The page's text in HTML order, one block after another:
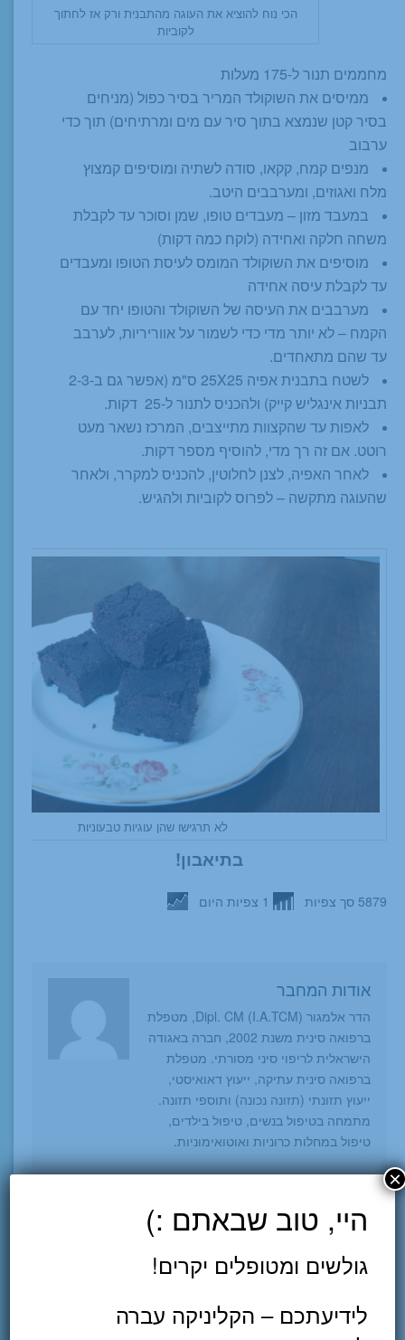
הכי נוח להוציא את העוגה מהתבנית ורק אז לחתוך
לקוביות
מחממים תנור ל-175 מעלות
ממיסים את השוקולד המריר בסיר כפול (מניחים
בסיר קטן שנמצא בתוך סיר עם מים ומרתיחים) תוך כדי
ערבוב
מנפים קמח, קקאו, סודה לשתיה ומוסיפים קמצוץ
מלח ואגוזים, ומערבבים היטב.
במעבד מזון – מעבדים טופו, שמן וסוכר עד לקבלת
משחה חלקה ואחידה (לוקח כמה דקות)
מוסיפים את השוקולד המומס לעיסת הטופו ומעבדים
עד לקבלת עיסה אחידה
מערבבים את העיסה של השוקולד והטופו יחד עם
הקמח – לא יותר מדי כדי לשמור על אווריריות, לערבב
עד שהם מתאחדים.
לשטח בתבנית אפיה 25X25 ס"מ (אפשר גם ב-2-3
תבניות אינגליש קייק) ולהכניס לתנור ל-25 דקות.
לאפות עד שהקצוות מתייצבים, המרכז נשאר מעט
רוטט. אם זה רך מדי, להוסיף מספר דקות.
לאחר האפיה, לצנן לחלוטין, להכניס למקרר, ולאחר
שהעוגה מתקשה – לפרוס לקוביות ולהגיש.
לא תרגישו שהן עוגיות טבעוניות
בתיאבון!
5879 סך צפיות 1 צפיות היום
אודות המחבר
הדר אלמגור Dipl. CM (I.A.TCM), מטפלת
ברפואה סינית משנת 2002, חברה באגודה
הישראלית לריפוי סיני מסורתי. מטפלת
ברפואה סינית עתיקה, ייעוץ דאואיסטי,
ייעוץ תזונתי (תזונה נכונה) ותוספי תזונה.
מתמחה בטיפול בנשים, טיפול בילדים,
טיפול במחלות כרוניות ואוטואימוניות.
שתפו ברשת
היי, טוב שבאתם :)
גולשים ומטופלים יקרים!
לידיעתכם – הקליניקה עברה
×